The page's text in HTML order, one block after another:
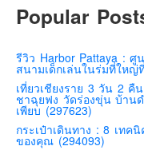
เบลเยี่ยม
โปรตุเกส
สเปน
โครเอเชีย
สโลเวเนีย
Popular
รีวิว Harbor Pattaya : ศู
สนามเด็กเล่นในร่มที่ใหญ่
เที่ยวเชียงราย 3 วัน 2 คื
ชาฉุยฟง วัดร่องขุ่น บ้าน
เพียบ (297623)
กระเป๋าเดินทาง : 8 เทค
ของคุณ (294093)